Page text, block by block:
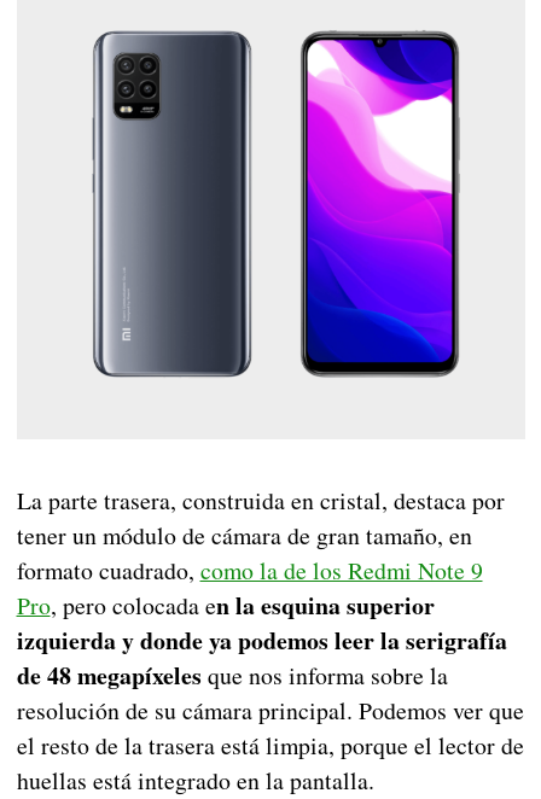
La parte trasera, construida en cristal, destaca por
tener un módulo de cámara de gran tamaño, en
formato cuadrado, como la de los Redmi Note 9
Pro, pero colocada en la esquina superior
izquierda y donde ya podemos leer la serigrafía
de 48 megapíxeles que nos informa sobre la
resolución de su cámara principal. Podemos ver que
el resto de la trasera está limpia, porque el lector de
huellas está integrado en la pantalla.